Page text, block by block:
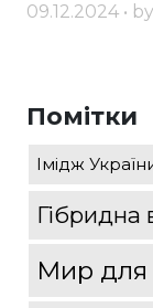
09.12.2024 • by
Помітки
Імідж
Гібридна
Мир для